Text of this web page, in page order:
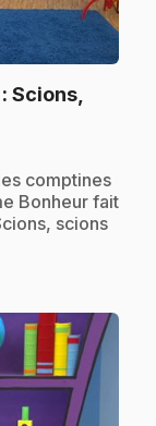
Scions,
comptines
Bonheur fait
scions